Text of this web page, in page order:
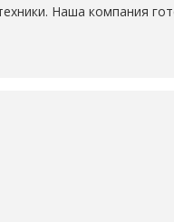
Наша компания